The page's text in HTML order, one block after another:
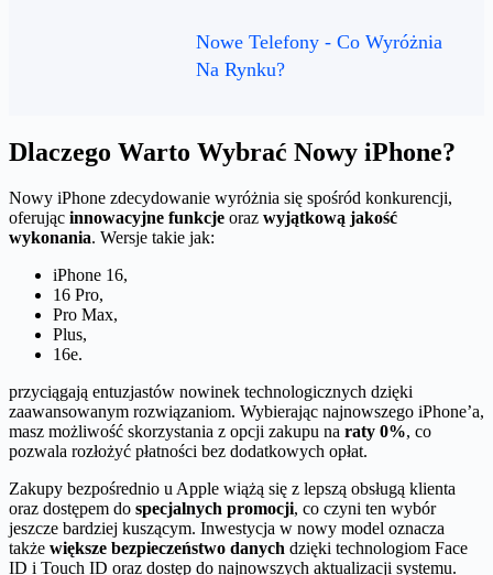
Nowe Telefony - Co Wyróżnia
Na Rynku?
Dlaczego Warto Wybrać Nowy iPhone?
Nowy iPhone zdecydowanie wyróżnia się spośród konkurencji,
oferując innowacyjne funkcje oraz wyjątkową jakość
wykonania. Wersje takie jak:
iPhone 16,
16 Pro,
Pro Max,
Plus,
16e.
przyciągają entuzjastów nowinek technologicznych dzięki
zaawansowanym rozwiązaniom. Wybierając najnowszego iPhone’a,
masz możliwość skorzystania z opcji zakupu na raty 0%, co
pozwala rozłożyć płatności bez dodatkowych opłat.
Zakupy bezpośrednio u Apple wiążą się z lepszą obsługą klienta
oraz dostępem do specjalnych promocji, co czyni ten wybór
jeszcze bardziej kuszącym. Inwestycja w nowy model oznacza
także większe bezpieczeństwo danych dzięki technologiom Face
ID i Touch ID oraz dostęp do najnowszych aktualizacji systemu.